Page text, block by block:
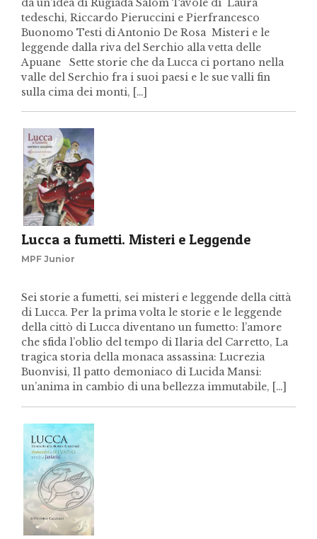
da un’idea di Rugiada Salom Tavole di Laura
tedeschi, Riccardo Pieruccini e Pierfrancesco
Buonomo Testi di Antonio De Rosa Misteri e le
leggende dalla riva del Serchio alla vetta delle
Apuane Sette storie che da Lucca ci portano nella
valle del Serchio fra i suoi paesi e le sue valli fin
sulla cima dei monti, […]
Lucca a fumetti. Misteri e Leggende
MPF Junior
Sei storie a fumetti, sei misteri e leggende della città
di Lucca. Per la prima volta le storie e le leggende
della cittò di Lucca diventano un fumetto: l’amore
che sfida l’oblio del tempo di Ilaria del Carretto, La
tragica storia della monaca assassina: Lucrezia
Buonvisi, Il patto demoniaco di Lucida Mansi:
un’anima in cambio di una bellezza immutabile, […]